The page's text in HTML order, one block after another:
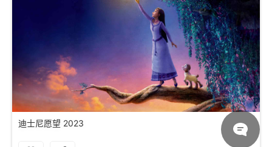
迪士尼愿望 2023